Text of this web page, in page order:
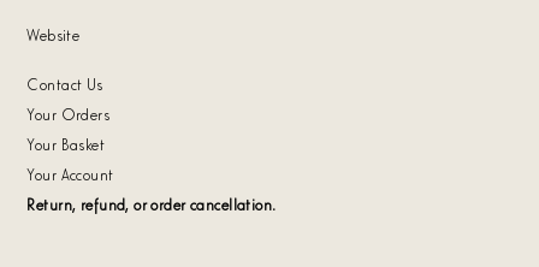
Website
Contact Us
Your Orders
Your Basket
Your Account
Return, refund, or order cancellation.